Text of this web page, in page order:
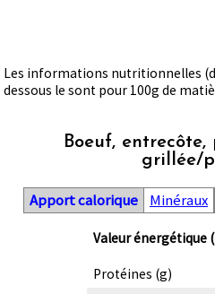
Les informations nutritionnelles
dessous le sont pour 100g de
Boeuf,
grillée/
Apport calorique Minéraux
Valeur énergétique
Protéines (g)